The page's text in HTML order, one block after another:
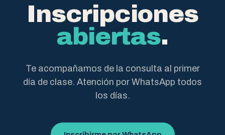
Inscripciones
abiertas.
Te acompañamos de la consulta al primer
día de clase. Atención por WhatsApp todos
los días.